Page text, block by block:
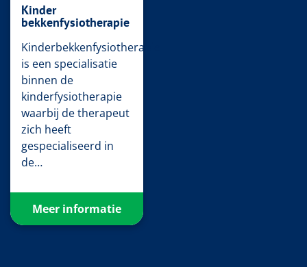
Kinder
bekkenfysiotherapie
Kinderbekkenfysiotherapie
is een specialisatie
binnen de
kinderfysiotherapie
waarbij de therapeut
zich heeft
gespecialiseerd in
de…
Meer informatie